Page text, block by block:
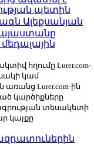
պետին
Ալեքսանյան
հղումը Lurer.com-
կամ
Lurer.com-ին
կարծիքները
տեսակետի
կայքը